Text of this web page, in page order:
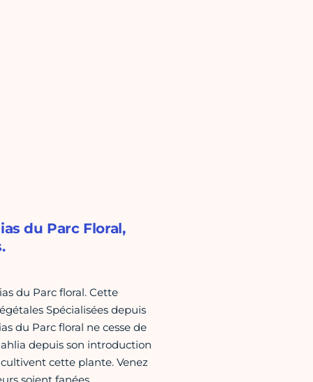
du Parc Floral,
du Parc floral. Cette
Spécialisées depuis
du Parc floral ne cesse de
depuis son introduction
cette plante. Venez